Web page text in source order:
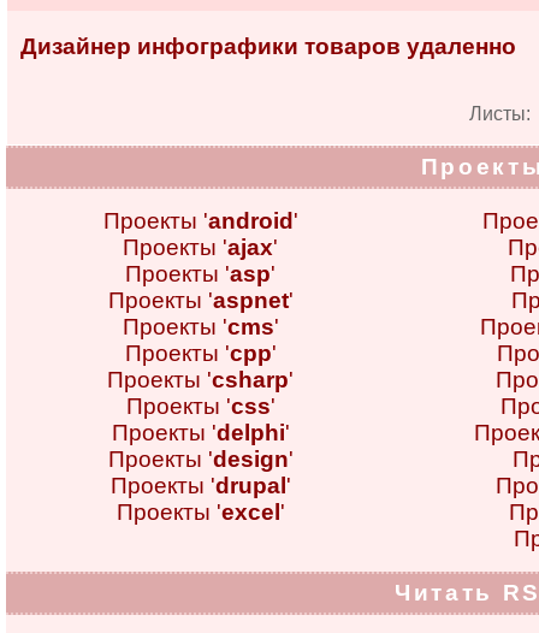
Дизайнер инфографики товаров удаленно
Листы:
Проекты 'android '
Проекты 'ajax'
Проекты 'asp'
Проекты 'aspnet'
Проекты 'cms'
Проекты 'cpp'
Проекты 'csharp'
Проекты 'css'
Проекты 'delphi'
Проекты 'design'
Проекты 'drupal '
Проекты 'excel '
Читать